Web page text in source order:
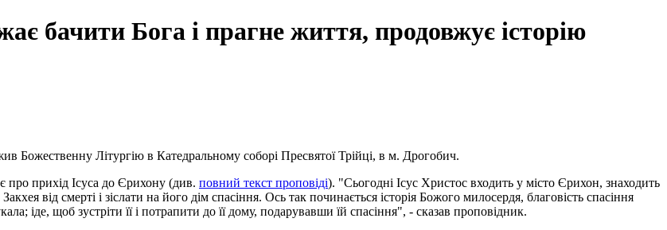
бачити Бога і прагне життя, продовжує історію
Божественну Літургію в Катедральному соборі Пресвятої Трійці, в м. Дрогобич.
про прихід Ісуса до Єрихону (див. повний текст проповіді). "Сьогодні Ісус Христос входить у місто Єрихон, знаходить
від смерті і зіслати на його дім спасіння. Ось так починається історія Божого милосердя, благовість спасіння
іде, щоб зустріти її і потрапити до її дому, подарувавши їй спасіння", - сказав проповідник.